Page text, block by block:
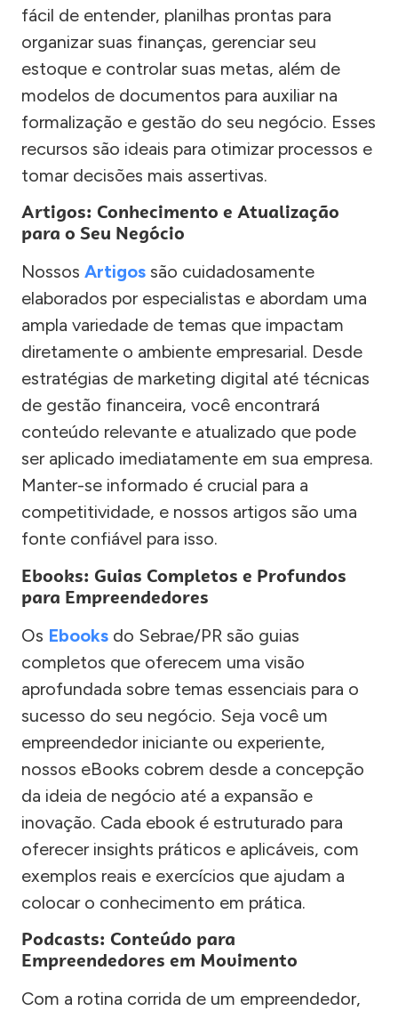
fácil de entender, planilhas prontas para
organizar suas finanças, gerenciar seu
estoque e controlar suas metas, além de
modelos de documentos para auxiliar na
formalização e gestão do seu negócio. Esses
recursos são ideais para otimizar processos e
tomar decisões mais assertivas.
Artigos: Conhecimento e Atualização
para o Seu Negócio
Nossos Artigos são cuidadosamente
elaborados por especialistas e abordam uma
ampla variedade de temas que impactam
diretamente o ambiente empresarial. Desde
estratégias de marketing digital até técnicas
de gestão financeira, você encontrará
conteúdo relevante e atualizado que pode
ser aplicado imediatamente em sua empresa.
Manter-se informado é crucial para a
competitividade, e nossos artigos são uma
fonte confiável para isso.
Ebooks: Guias Completos e Profundos
para Empreendedores
Os Ebooks do Sebrae/PR são guias
completos que oferecem uma visão
aprofundada sobre temas essenciais para o
sucesso do seu negócio. Seja você um
empreendedor iniciante ou experiente,
nossos eBooks cobrem desde a concepção
da ideia de negócio até a expansão e
inovação. Cada ebook é estruturado para
oferecer insights práticos e aplicáveis, com
exemplos reais e exercícios que ajudam a
colocar o conhecimento em prática.
Podcasts: Conteúdo para
Empreendedores em Movimento
Com a rotina corrida de um empreendedor,